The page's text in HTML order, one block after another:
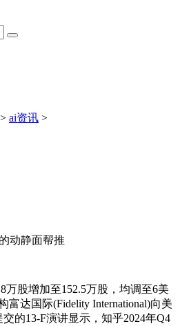
> ai资讯 >
动静面帮推
股增加至152.5万股，均调至6美
富达国际(Fidelity International)向美
的13-F演讲显示，知乎2024年Q4